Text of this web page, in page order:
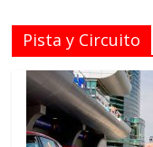
Pista y Circuito